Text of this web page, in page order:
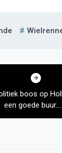
boos op
een goede